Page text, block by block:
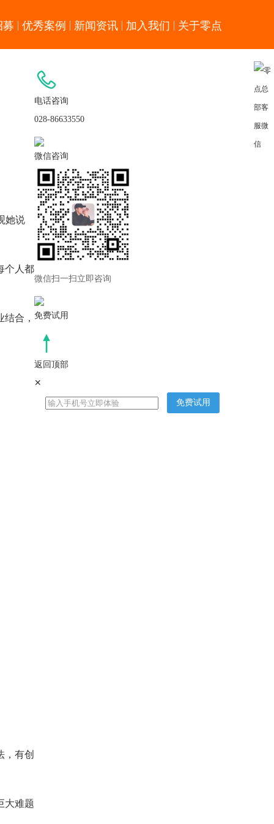
募 优秀案例 新闻资讯 加入我们 关于零点
她说
个人都
合，
，有创
大难题
电话咨询
028-86633550
微信咨询
微信扫一扫立即咨询
免费试用
返回顶部
✕
免费试用